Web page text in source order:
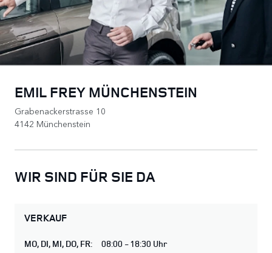
EMIL FREY MÜNCHENSTEIN
Grabenackerstrasse 10
4142 Münchenstein
WIR SIND FÜR SIE DA
VERKAUF
MO, DI, MI, DO, FR: 08:00 - 18:30 Uhr